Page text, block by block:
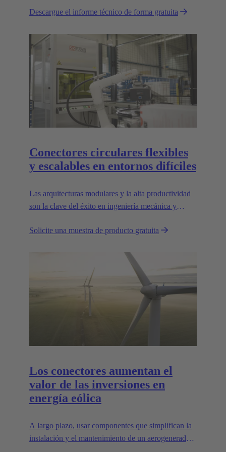
Descargue el informe técnico de forma gratuita
Conectores circulares flexibles
y escalables en entornos difíciles
Las arquitecturas modulares y la alta productividad
son la clave del éxito en ingeniería mecánica y
esenciales para allanar el camino.
Solicite una muestra de producto gratuita
Los conectores aumentan el
valor de las inversiones en
energía eólica
A largo plazo, usar componentes que simplifican la
instalación y el mantenimiento de un aerogenerador